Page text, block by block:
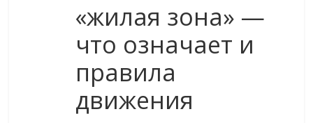
«жилая зона» —
что означает и
правила
движения